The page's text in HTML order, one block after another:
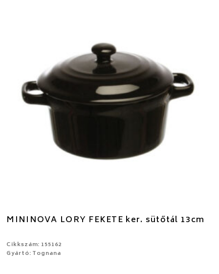
MININOVA LORY FEKETE ker. sütőtál 13cm
Cikkszám: 155162
Gyártó: Tognana